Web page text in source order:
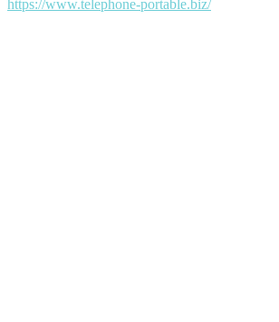
https://www.telephone-portable.biz/